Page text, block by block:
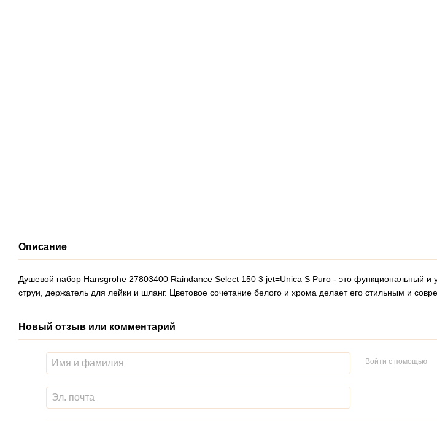
Описание
Душевой набор Hansgrohe 27803400 Raindance Select 150 3 jet=Unica S Puro - это функциональный
струи, держатель для лейки и шланг. Цветовое сочетание белого и хрома делает его стильным и
Новый отзыв или комментарий
Войти с помощью